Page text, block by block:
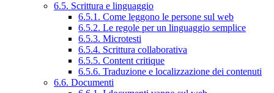
6.5. Scrittura e linguaggio
6.5.1. Come leggono le persone sul web
6.5.2. Le regole per un linguaggio semplice
6.5.3. Microtesti
6.5.4. Scrittura collaborativa
6.5.5. Content critique
6.5.6. Traduzione e localizzazione dei contenuti
6.6. Documenti